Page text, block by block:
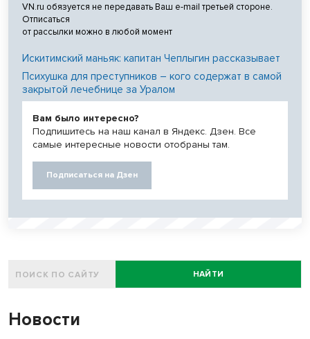
VN.ru обязуется не передавать Ваш e-mail третьей стороне.
Отписаться
от рассылки можно в любой момент
Искитимский маньяк: капитан Чеплыгин рассказывает
Психушка для преступников – кого содержат в самой
закрытой лечебнице за Уралом
Вам было интересно?
Подпишитесь на наш канал в Яндекс. Дзен. Все
самые интересные новости отобраны там.
Подписаться на Дзен
НАЙТИ
Новости